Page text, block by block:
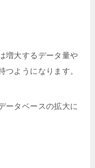
増大するデータ量や
つようになります。
ータベースの拡大に